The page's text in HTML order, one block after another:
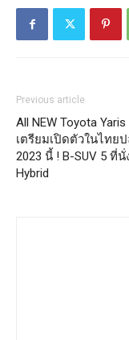
Previous article
All NEW Toyota Yaris
เตรียมเปิดตัวในไทย
2023 นี้ ! B-SUV 5 ที่นั่
Hybrid